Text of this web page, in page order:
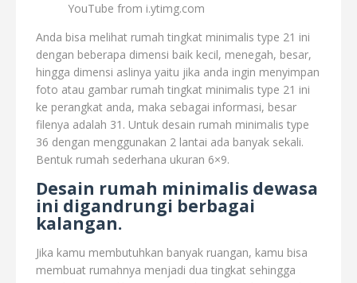
YouTube from i.ytimg.com
Anda bisa melihat rumah tingkat minimalis type 21 ini
dengan beberapa dimensi baik kecil, menegah, besar,
hingga dimensi aslinya yaitu jika anda ingin menyimpan
foto atau gambar rumah tingkat minimalis type 21 ini
ke perangkat anda, maka sebagai informasi, besar
filenya adalah 31. Untuk desain rumah minimalis type
36 dengan menggunakan 2 lantai ada banyak sekali.
Bentuk rumah sederhana ukuran 6×9.
Desain rumah minimalis dewasa
ini digandrungi berbagai
kalangan.
Jika kamu membutuhkan banyak ruangan, kamu bisa
membuat rumahnya menjadi dua tingkat sehingga